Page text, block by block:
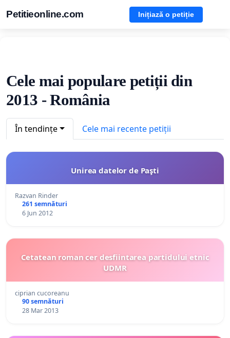
Petitieonline.com Inițiază o petiție
Cele mai populare petiții din
2013 - România
În tendințe Cele mai recente petiții
Unirea datelor de Paşti
Razvan Rinder
261 semnături
6 Jun 2012
Cetatean roman cer desfiintarea partidului etnic
UDMR
ciprian cucoreanu
90 semnături
28 Mar 2013